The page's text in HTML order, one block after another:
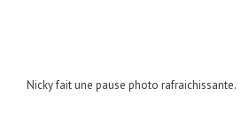
Nicky fait une pause photo rafraichissante.